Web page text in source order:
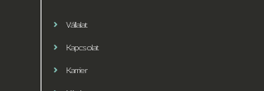
Vállalat
Kapcsolat
Karrier